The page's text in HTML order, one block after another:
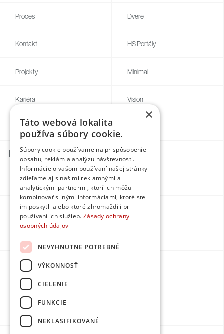
Proces
Kontakt
Projekty
Kariéra
Blog
Dvere
HS Portály
Minimal
Vision
Kontakty
Facebook
Instagram
Youtube
DPMarketing
×
Táto webová lokalita
používa súbory cookie.
Súbory cookie používame na prispôsobenie
obsahu, reklám a analýzu návštevnosti.
Informácie o vašom používaní našej stránky
zdieľame aj s našimi reklamnými a
analytickými partnermi, ktorí ich môžu
kombinovať s inými informáciami, ktoré ste
im poskytli alebo ktoré zhromaždili pri
používaní ich služieb. Zásady ochrany
osobných údajov
NEVYHNUTNE POTREBNÉ
VÝKONNOSŤ
CIELENIE
FUNKCIE
NEKLASIFIKOVANÉ